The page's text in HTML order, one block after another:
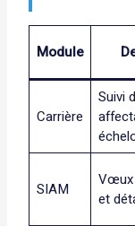
Module
Carrière
Suivi
SIAM
Vœux
et